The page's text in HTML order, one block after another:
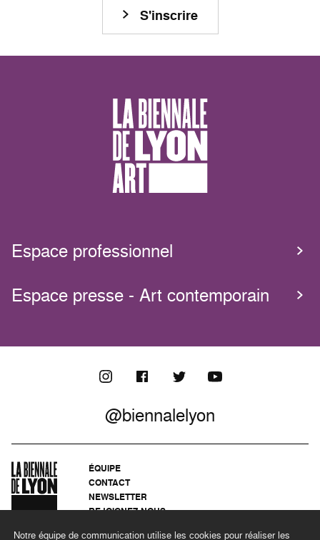
Notre équipe de communication utilise les cookies pour réaliser les
S'inscrire
Espace professionnel
Espace presse - Art contemporain
@biennalelyon
ÉQUIPE
CONTACT
NEWSLETTER
REJOIGNEZ-NOUS